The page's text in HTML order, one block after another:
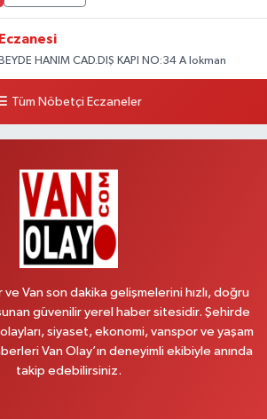
HANIM CAD.DIŞ KAPI NO:34 A lokman
Yol Tarifi Al
Hastanesi Yanı NO:102F
Yol Tarifi Al
SK.NO:6
Yol Tarifi Al
Tüm Nöbetçi Eczaneler
ve Van son dakika gelişmelerini hızlı, doğru
güvenilir yerel haber sitesidir. Şehirde
siyaset, ekonomi, vanspor ve yaşam
Van Olay’ın deneyimli ekibiyle anında
takip edebilirsiniz.